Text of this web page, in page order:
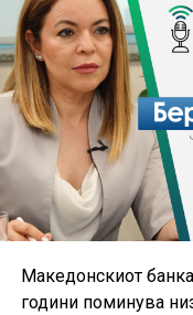
Македонскиот
години поминува